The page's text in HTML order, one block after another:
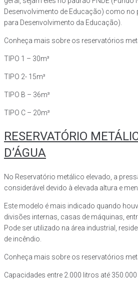
Desenvolvimento de Educação) como no
para Desenvolvimento da Educação).
Conheça mais sobre os reservatórios
TIPO 1 – 30m³
TIPO 2- 15m³
TIPO B – 36m³
TIPO C – 20m³
RESERVATÓRIO
D’ÁGUA
No Reservatório metálico elevado, a
considerável devido à elevada altura e
Este modelo é mais indicado quando
divisões internas, casas de máquinas,
Pode ser utilizado na área industrial,
de incêndio.
Conheça mais sobre os reservatórios
Capacidades entre 2.000 litros até 350.000